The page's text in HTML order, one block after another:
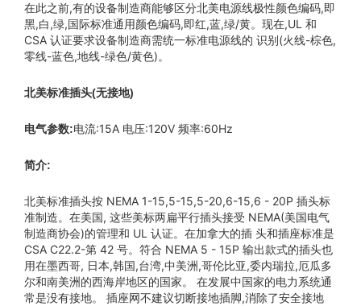
在此之前,有的设备制造商能够区分北美电源线极性颜色编码,即
黑,白,绿,国际标准通用颜色编码,即红,蓝,绿/黄。现在,UL 和
CSA 认证要求设备制造商需统一标准电源线的 识别(火线-棕色,
零线-蓝色,地线-绿色/黄色)。
北美标准插头(无接地)
电气参数:电流:15A 电压:120V 频率:60Hz
简介:
北美标准插头按 NEMA 1-15,5-15,5-20,6-15,6 - 20P 插头标
准制造。在美国, 这些美标两扁平行插头接受 NEMA(美国电气
制造商协会)的管理和 UL 认证。在加拿大的插 头和插座标准是
CSA C22.2-第 42 号。符合 NEMA 5 - 15P 输出款式的插头也
用在墨西哥, 日本,韩国,台湾,中美洲,哥伦比亚,委内瑞拉,厄瓜多
尔和南美洲的西海岸地区的国家。 在发展中国家的电力系统通
常是没有接地。 插座网不建议切断接地插脚,消除了安全接地